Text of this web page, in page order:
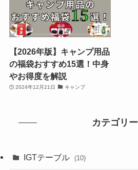
【2026年版】キャンプ用品
の福袋おすすめ15選！中身
やお得度を解説
2024年12月21日 キャンプ
カテゴリー
IGTテーブル (10)